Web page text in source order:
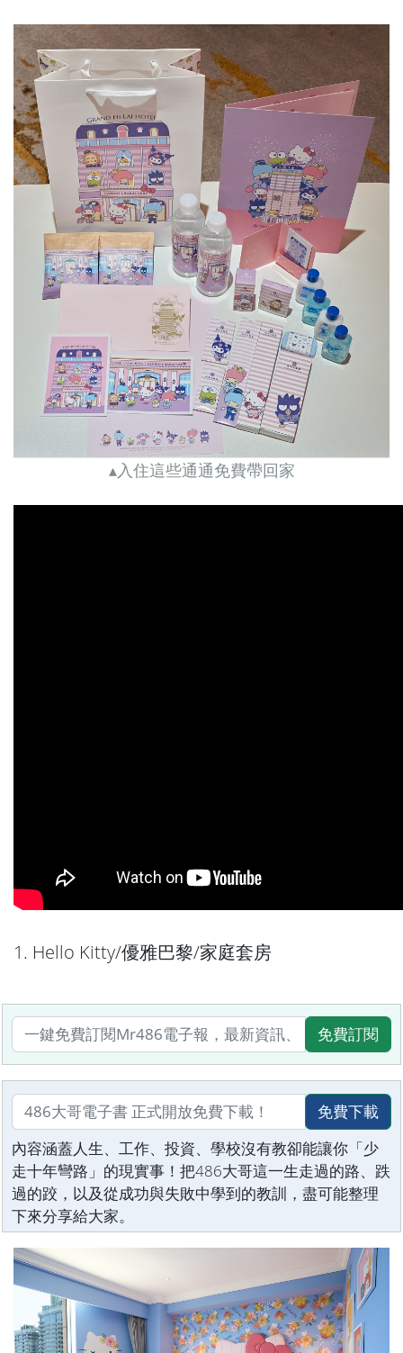
▴入住這些通通免費帶回家
1. Hello Kitty/優雅巴黎/家庭套房
免費訂閱
免費下載
內容涵蓋人生、工作、投資、學校沒有教卻能讓你「少
走十年彎路」的現實事！把486大哥這一生走過的路、跌
過的跤，以及從成功與失敗中學到的教訓，盡可能整理
下來分享給大家。